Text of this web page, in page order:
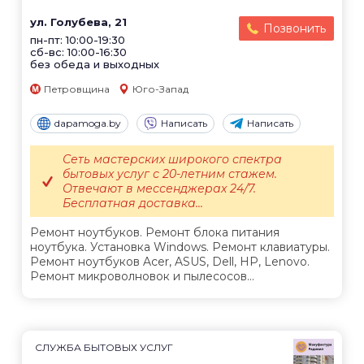
ул. Голубева, 21
пн-пт: 10:00-19:30
сб-вс: 10:00-16:30
без обеда и выходных
Позвонить
Петровщина Юго-Запад
dapamoga.by Написать Написать
Ремонт ноутбуков. Ремонт блока питания
ноутбука. Установка Windows. Ремонт клавиатуры.
Ремонт ноутбуков Acer, ASUS, Dell, HP, Lenovo.
Ремонт микроволновок и пылесосов...
Сеть мастерских широкого спектра
бытовых услуг с 20-летним стажем.
Отвечают в мессенджерах 24/7.
Бесплатная доставка...
СЛУЖБА БЫТОВЫХ УСЛУГ